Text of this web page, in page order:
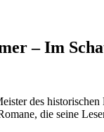
– Im
des
die seine